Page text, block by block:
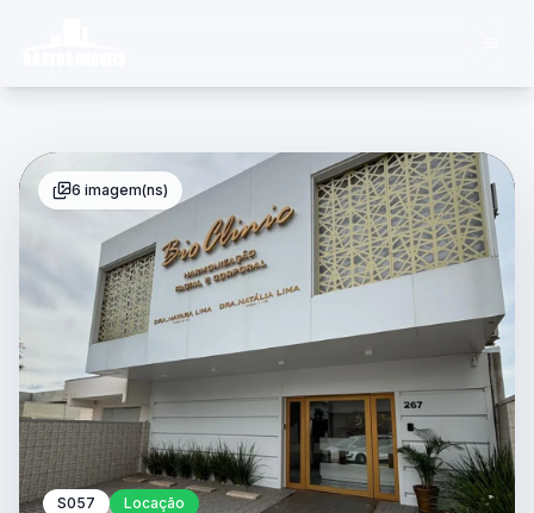
S057 Locação
6 imagem(ns)